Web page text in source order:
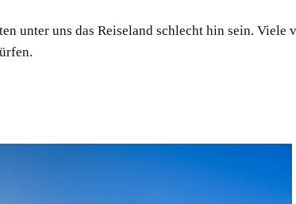
unter uns das Reiseland schlecht hin sein.